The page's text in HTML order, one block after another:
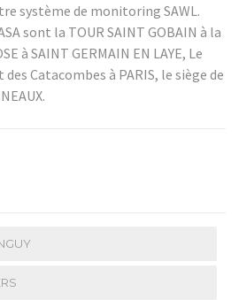
système de monitoring SAWL.
sont la TOUR SAINT GOBAIN à la
à SAINT GERMAIN EN LAYE, Le
Catacombes à PARIS, le siège de